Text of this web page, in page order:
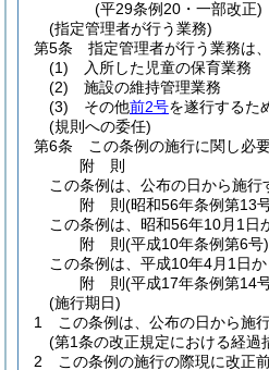
(平29条例20・一部改正)
(指定管理者が行う業務)
第5条
指定管理者が行う業務は
(1)
入所した児童の保育業務
(2)
施設の維持管理業務
(3)
その他前2号を遂行するた
(規則への委任)
第6条
この条例の施行に関し必
附 則
この条例は、公布の日から施行
附 則(昭和56年条例第13
この条例は、昭和56年10月1日
附 則(平成10年条例第6号)
この条例は、平成10年4月1日か
附 則(平成17年条例第14
(施行期日)
1
この条例は、公布の日から施行
(第1条の改正規定における経過
2
この条例の施行の際現に改正